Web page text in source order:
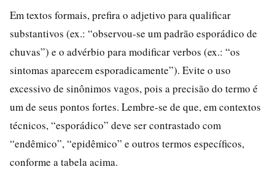
Em textos formais, prefira o adjetivo para qualificar
substantivos (ex.: “observou-se um padrão esporádico de
chuvas”) e o advérbio para modificar verbos (ex.: “os
sintomas aparecem esporadicamente”). Evite o uso
excessivo de sinônimos vagos, pois a precisão do termo é
um de seus pontos fortes. Lembre-se de que, em contextos
técnicos, “esporádico” deve ser contrastado com
“endêmico”, “epidêmico” e outros termos específicos,
conforme a tabela acima.